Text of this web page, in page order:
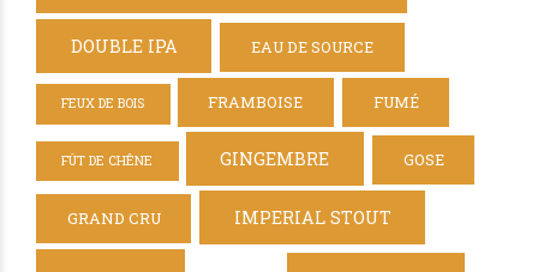
DOUBLE IPA EAU DE SOURCE
FEUX DE BOIS FRAMBOISE FUMÉ
FÛT DE CHÊNE GINGEMBRE GOSE
GRAND CRU IMPERIAL STOUT